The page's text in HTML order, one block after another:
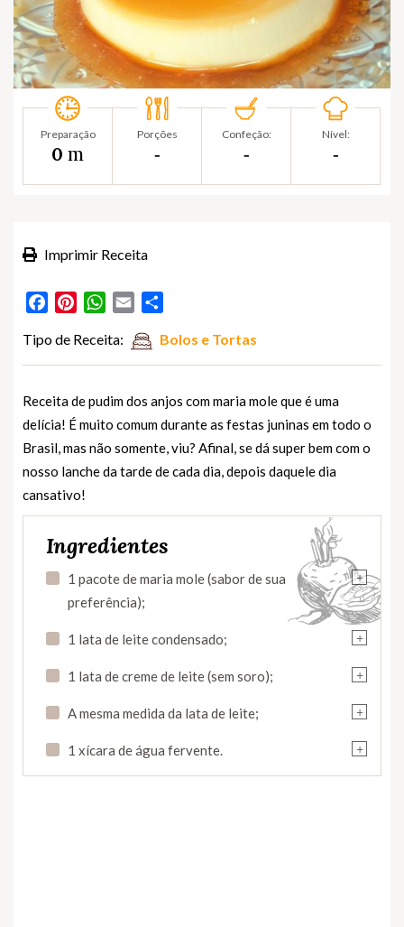
Preparação
0 m
Porções
‐
Confeção:
‐
Nível:
‐
Imprimir Receita
FacebookPinterestWhatsApp
Email
Tipo de Receita: Bolos e Tortas
Receita de pudim dos anjos com maria mole que é uma
delícia! É muito comum durante as festas juninas em todo o
Brasil, mas não somente, viu? Afinal, se dá super bem com o
nosso lanche da tarde de cada dia, depois daquele dia
cansativo!
Ingredientes
+
1 pacote de maria mole (sabor de sua
preferência);
+
1 lata de leite condensado;
+
1 lata de creme de leite (sem soro);
+
A mesma medida da lata de leite;
+
1 xícara de água fervente.